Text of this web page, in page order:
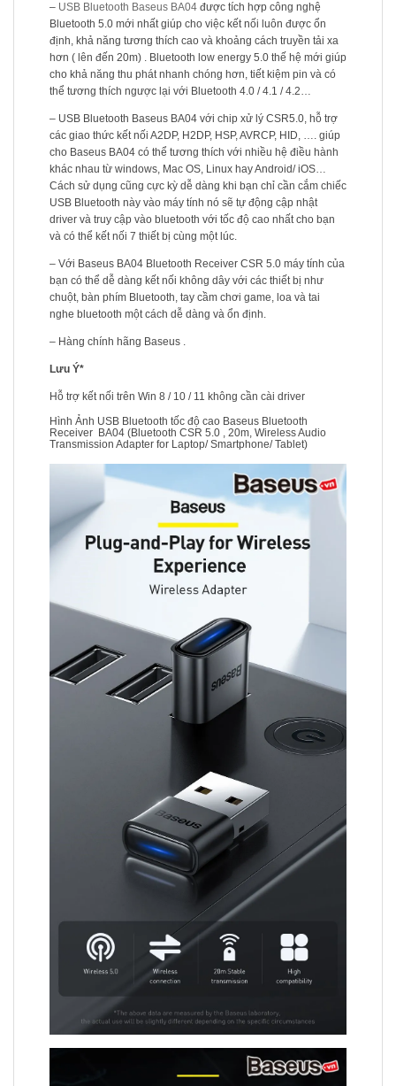
– USB Bluetooth Baseus BA04 được tích hợp công nghệ
Bluetooth 5.0 mới nhất giúp cho việc kết nối luôn được ổn
định, khả năng tương thích cao và khoảng cách truyền tải xa
hơn ( lên đến 20m) . Bluetooth low energy 5.0 thế hệ mới giúp
cho khả năng thu phát nhanh chóng hơn, tiết kiệm pin và có
thể tương thích ngược lại với Bluetooth 4.0 / 4.1 / 4.2…
– USB Bluetooth Baseus BA04 với chip xử lý CSR5.0, hỗ trợ
các giao thức kết nối A2DP, H2DP, HSP, AVRCP, HID, …. giúp
cho Baseus BA04 có thể tương thích với nhiều hệ điều hành
khác nhau từ windows, Mac OS, Linux hay Android/ iOS…
Cách sử dụng cũng cực kỳ dễ dàng khi bạn chỉ cần cắm chiếc
USB Bluetooth này vào máy tính nó sẽ tự động cập nhật
driver và truy cập vào bluetooth với tốc độ cao nhất cho bạn
và có thể kết nối 7 thiết bị cùng một lúc.
– Với Baseus BA04 Bluetooth Receiver CSR 5.0 máy tính của
bạn có thể dễ dàng kết nối không dây với các thiết bị như
chuột, bàn phím Bluetooth, tay cầm chơi game, loa và tai
nghe bluetooth một cách dễ dàng và ổn định.
– Hàng chính hãng Baseus .
Lưu Ý*
Hỗ trợ kết nối trên Win 8 / 10 / 11 không cần cài driver
Hình Ảnh USB Bluetooth tốc độ cao Baseus Bluetooth
Receiver BA04 (Bluetooth CSR 5.0 , 20m, Wireless Audio
Transmission Adapter for Laptop/ Smartphone/ Tablet)